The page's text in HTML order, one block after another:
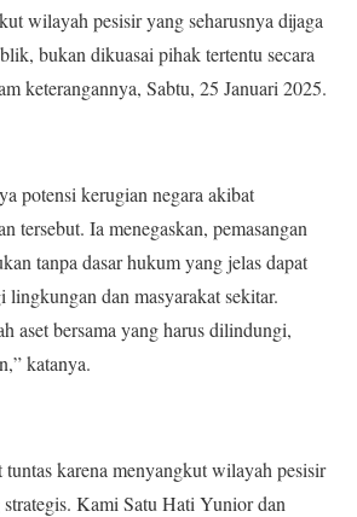
wilayah pesisir yang seharusnya dijaga
bukan dikuasai pihak tertentu secara
keterangannya, Sabtu, 25 Januari 2025.
potensi kerugian negara akibat
tersebut. Ia menegaskan, pemasangan
tanpa dasar hukum yang jelas dapat
lingkungan dan masyarakat sekitar.
aset bersama yang harus dilindungi,
katanya.
karena menyangkut wilayah pesisir
Kami Satu Hati Yunior dan